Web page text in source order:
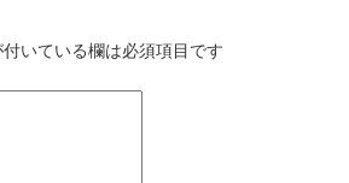
付いている欄は必須項目です